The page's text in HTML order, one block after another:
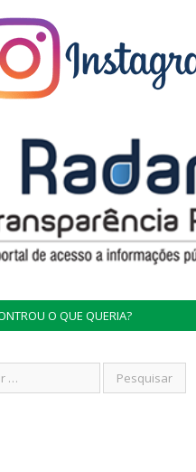
O QUE QUERIA?